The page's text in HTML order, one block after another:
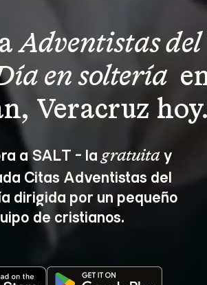
Adventistas del
en soltería
Veracruz
a SALT - la gratuita y
Citas Adventistas del
dirigida por un pequeño
de cristianos.